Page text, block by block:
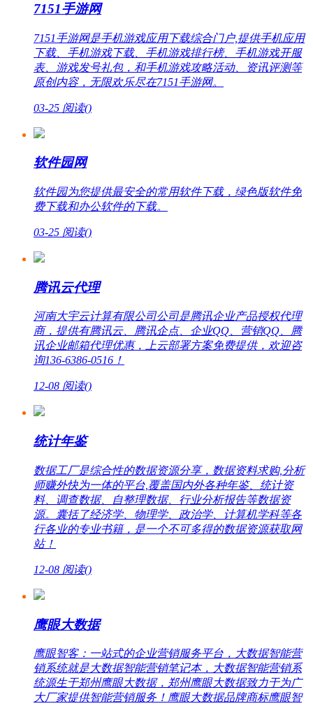
7151手游网
7151手游网是手机游戏应用下载综合门户,提供手机应用
下载、手机游戏下载、手机游戏排行榜、手机游戏开服
表、游戏发号礼包，和手机游戏攻略活动、资讯评测等
原创内容，无限欢乐尽在7151手游网。
03-25 阅读()
软件园网
软件园为您提供最安全的常用软件下载，绿色版软件免
费下载和办公软件的下载。
03-25 阅读()
腾讯云代理
河南大宇云计算有限公司公司是腾讯企业产品授权代理
商，提供有腾讯云、腾讯企点、企业QQ、营销QQ、腾
讯企业邮箱代理优惠，上云部署方案免费提供，欢迎咨
询136-6386-0516！
12-08 阅读()
统计年鉴
数据工厂是综合性的数据资源分享，数据资料求购,分析
师赚外快为一体的平台,覆盖国内外各种年鉴、统计资
料、调查数据、自整理数据、行业分析报告等数据资
源。囊括了经济学、物理学、政治学、计算机学科等各
行各业的专业书籍，是一个不可多得的数据资源获取网
站！
12-08 阅读()
鹰眼大数据
鹰眼智客：一站式的企业营销服务平台，大数据智能营
销系统就是大数据智能营销笔记本，大数据智能营销系
统源生于郑州鹰眼大数据，郑州鹰眼大数据致力于为广
大厂家提供智能营销服务！鹰眼大数据品牌商标鹰眼智